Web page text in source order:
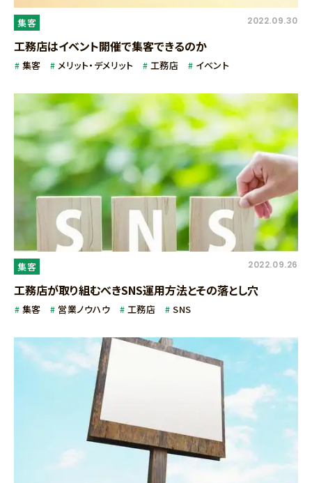
集客 2022.09.30
工務店はイベント開催で集客できるのか
集客 メリット・デメリット 工務店 イベント
集客 2022.09.26
工務店が取り組むべきSNS運用方法とその落とし穴
集客 営業ノウハウ 工務店 SNS